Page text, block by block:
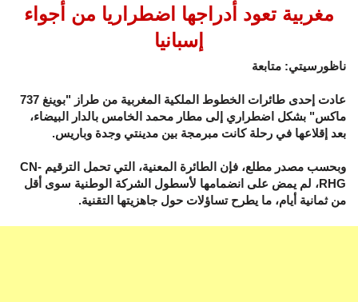
مغربية تعود أدراجها اضطراريا من أجواء
إسبانيا
ناظورسيتي: متابعة
عادت إحدى طائرات الخطوط الملكية المغربية من طراز "بوينغ 737
ماكس" بشكل اضطراري إلى مطار محمد الخامس بالدار البيضاء،
بعد إقلاعها في رحلة كانت مبرمجة بين مدينتي وجدة وباريس.
وبحسب مصدر مطلع، فإن الطائرة المعنية، التي تحمل الترقيم CN-
RHG، لم يمض على انضمامها لأسطول الشركة الوطنية سوى أقل
من ثمانية أيام، ما يطرح تساؤلات حول جاهزيتها التقنية.